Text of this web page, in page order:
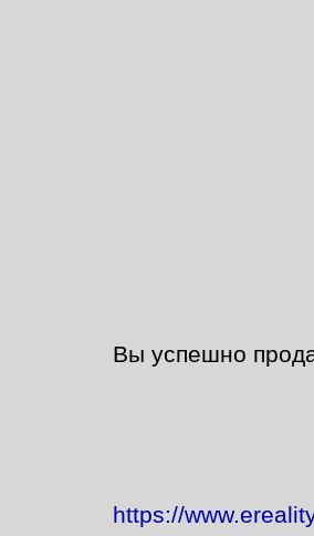
Вы успешно
https://